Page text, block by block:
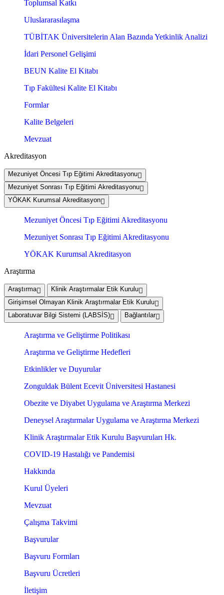
Toplumsal Katkı
Uluslararasılaşma
TÜBİTAK Üniversitelerin Alan Bazında Yetkinlik Analizi
İdari Personel Gelişimi
BEUN Kalite El Kitabı
Tıp Fakültesi Kalite El Kitabı
Formlar
Kalite Belgeleri
Mevzuat
Akreditasyon
Mezuniyet Öncesi Tıp Eğitimi Akreditasyonu
Mezuniyet Sonrası Tıp Eğitimi Akreditasyonu
YÖKAK Kurumsal Akreditasyon
Mezuniyet Öncesi Tıp Eğitimi Akreditasyonu
Mezuniyet Sonrası Tıp Eğitimi Akreditasyonu
YÖKAK Kurumsal Akreditasyon
Araştırma
Araştırma
Klinik Araştırmalar Etik Kurulu
Girişimsel Olmayan Klinik Araştırmalar Etik Kurulu
Laboratuvar Bilgi Sistemi (LABSİS)
Bağlantılar
Araştırma ve Geliştirme Politikası
Araştırma ve Geliştirme Hedefleri
Etkinlikler ve Duyurular
Zonguldak Bülent Ecevit Üniversitesi Hastanesi
Obezite ve Diyabet Uygulama ve Araştırma Merkezi
Deneysel Araştırmalar Uygulama ve Araştırma Merkezi
Klinik Araştırmalar Etik Kurulu Başvuruları Hk.
COVID-19 Hastalığı ve Pandemisi
Hakkında
Kurul Üyeleri
Mevzuat
Çalışma Takvimi
Başvurular
Başvuru Formları
Başvuru Ücretleri
İletişim